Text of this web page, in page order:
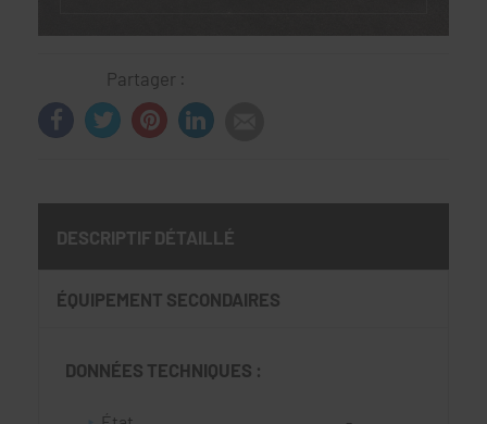
Partager :
DESCRIPTIF DÉTAILLÉ
ÉQUIPEMENT SECONDAIRES
DONNÉES TECHNIQUES :